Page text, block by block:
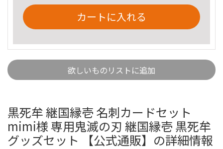
カートに入れる
欲しいものリストに追加
黒死牟 継国縁壱 名刺カードセット
mimi様 専用鬼滅の刃 継国縁壱 黒死牟
グッズセット 【公式通販】の詳細情報